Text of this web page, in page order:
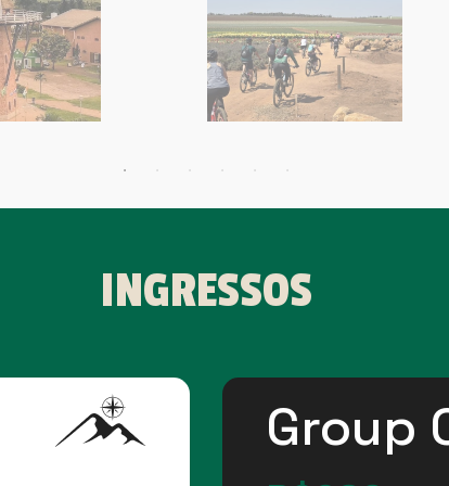
INGRESSOS
Group